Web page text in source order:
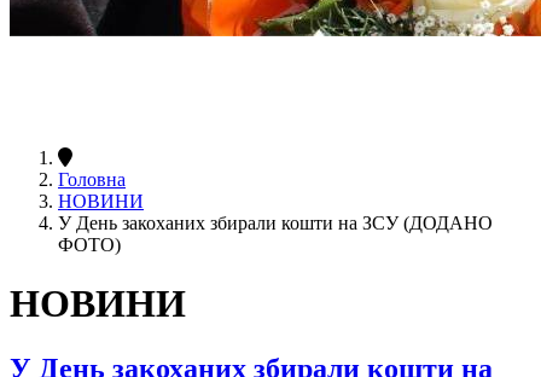
Головна
НОВИНИ
У День закоханих збирали кошти на ЗСУ (ДОДАНО
ФОТО)
НОВИНИ
У День закоханих збирали кошти на